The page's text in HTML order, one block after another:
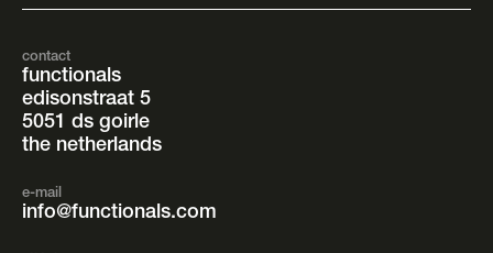
contact
functionals
edisonstraat 5
5051 ds goirle
the netherlands
e-mail
info@functionals.com